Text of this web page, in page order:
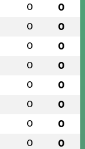
0 0
0 0
0 0
0 0
0 0
0 0
0 0
0 0